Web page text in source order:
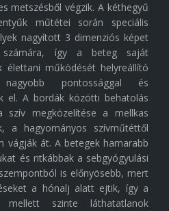
metszésből végzik. A kéthegyű
műtétei során speciális
nagyított 3 dimenziós képet
számára, így a beteg saját
élettani működését helyreállító
nagyobb pontossággal és
el. A bordák közötti behatolás
szív megközelítése a mellkas
a hagyományos szívműtéttől
vágják át. A betegek hamarabb
és ritkábbak a sebgyógyulási
is előnyösebb, mert
a hónalj alatt ejtik, így a
szinte láthatatlanok